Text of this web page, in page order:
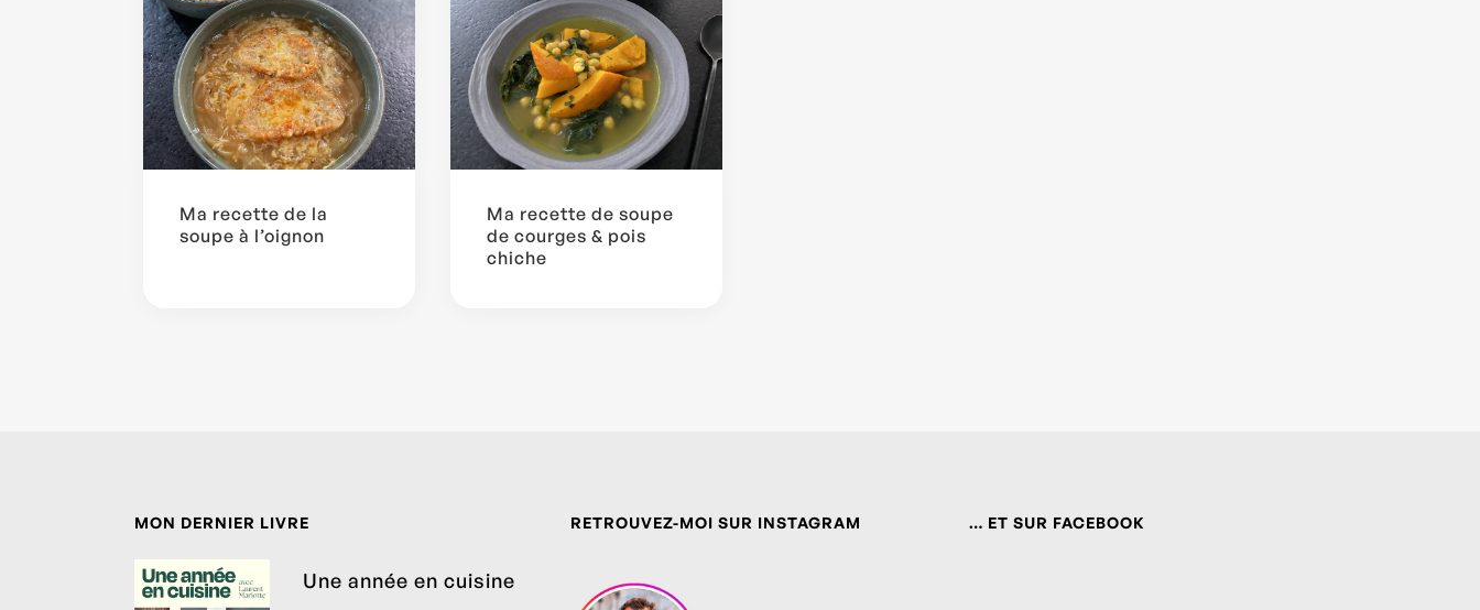
Ma recette de la
soupe à l’oignon
Ma recette de soupe
de courges & pois
chiche
MON DERNIER LIVRE
Une année en cuisine
RETROUVEZ-MOI SUR INSTAGRAM … ET SUR FACEBOOK